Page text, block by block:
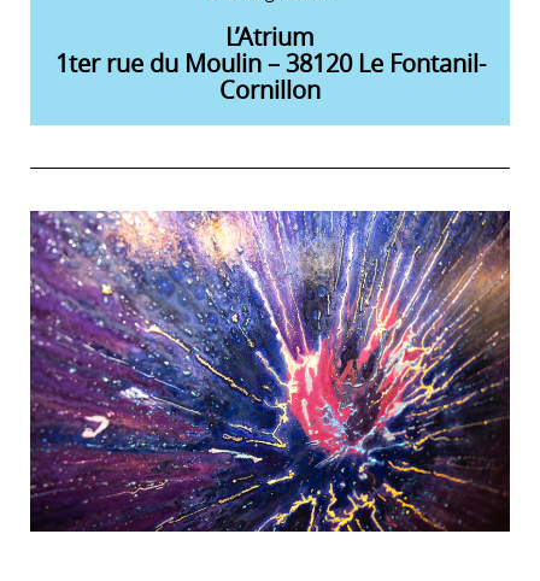
L’Atrium
1ter rue du Moulin – 38120 Le Fontanil-
Cornillon